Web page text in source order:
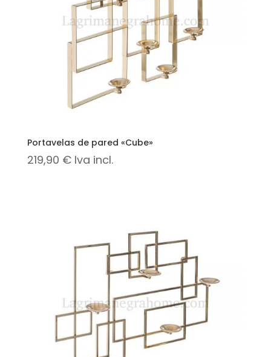
Portavelas de pared «Cube»
219,90 € Iva incl.